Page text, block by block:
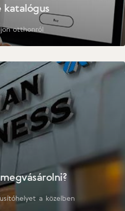
katalógus
otthonról
a közelben